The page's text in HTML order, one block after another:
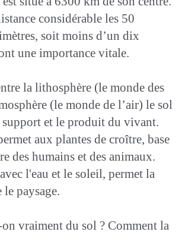
considérable les 50
soit moins d’un dix
une importance vitale.
la lithosphère (le monde des
(le monde de l’air) le sol
support et le produit du vivant.
aux plantes de croître, base
des humains et des animaux.
l'eau et le soleil, permet la
paysage.
vraiment du sol ? Comment la